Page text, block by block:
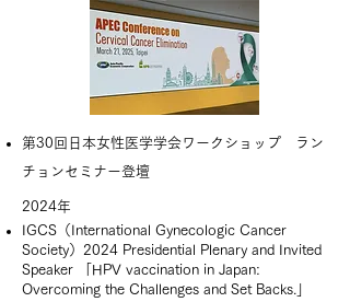
第30回日本女性医学学会ワークショップ ラン
チョンセミナー登壇
​2024年​
IGCS（International Gynecologic Cancer
Society）2024 Presidential Plenary and Invited
Speaker 「HPV vaccination in Japan:
Overcoming the Challenges and Set Backs.」